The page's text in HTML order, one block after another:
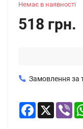
Немає в наявності
518 грн.
Замовлення за
Facebook
X